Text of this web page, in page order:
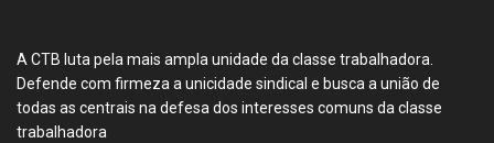
A CTB luta pela mais ampla unidade da classe trabalhadora.
Defende com firmeza a unicidade sindical e busca a união de
todas as centrais na defesa dos interesses comuns da classe
trabalhadora